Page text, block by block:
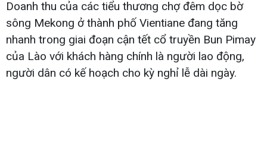
Doanh thu của các tiểu thương chợ đêm dọc bờ
sông Mekong ở thành phố Vientiane đang tăng
nhanh trong giai đoạn cận tết cổ truyền Bun Pimay
của Lào với khách hàng chính là người lao động,
người dân có kế hoạch cho kỳ nghỉ lễ dài ngày.